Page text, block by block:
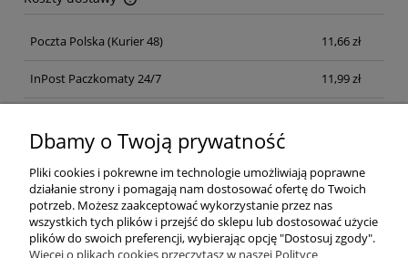
Cena nie zawiera ewentualnych kosztów płatności
Poczta Polska (Kurier 48) 11,66 zł
InPost Paczkomaty 24/7 11,99 zł
Pomoc
Dbamy o Twoją prywatność
Pliki cookies i pokrewne im technologie umożliwiają poprawne
działanie strony i pomagają nam dostosować ofertę do Twoich
potrzeb. Możesz zaakceptować wykorzystanie przez nas
wszystkich tych plików i przejść do sklepu lub dostosować użycie
plików do swoich preferencji, wybierając opcję "Dostosuj zgody".
Więcej o plikach cookies przeczytasz w naszej Polityce